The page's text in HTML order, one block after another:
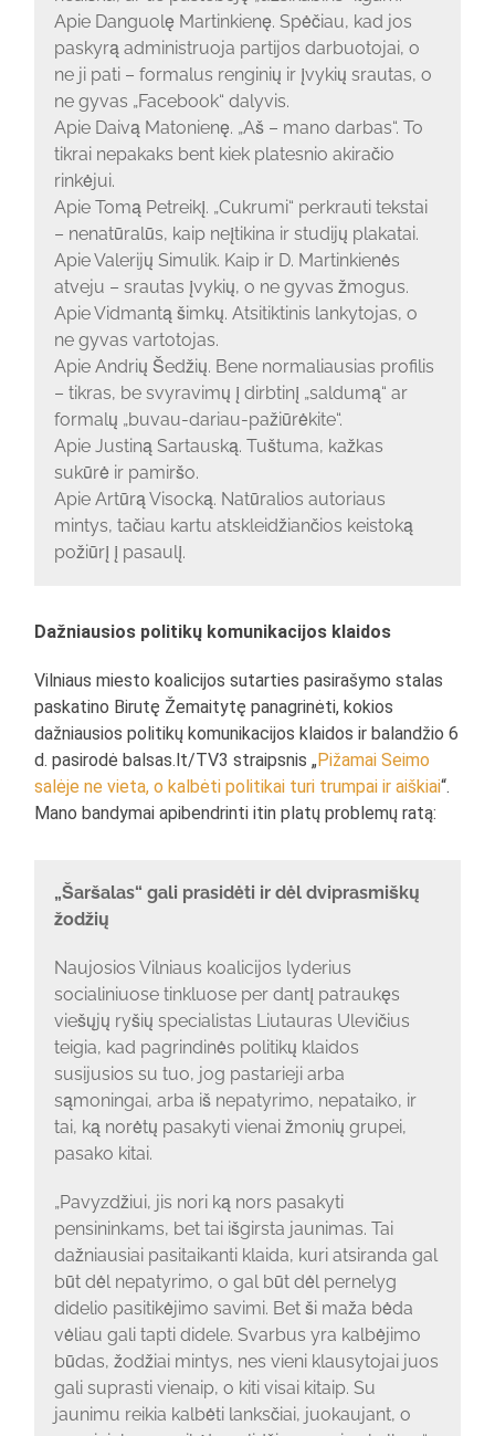
Apie Danguolę Martinkienę. Spėčiau, kad jos
paskyrą administruoja partijos darbuotojai, o
ne ji pati – formalus renginių ir įvykių srautas, o
ne gyvas „Facebook“ dalyvis.
Apie Daivą Matonienę. „Aš – mano darbas“. To
tikrai nepakaks bent kiek platesnio akiračio
rinkėjui.
Apie Tomą Petreikį. „Cukrumi“ perkrauti tekstai
– nenatūralūs, kaip neįtikina ir studijų plakatai.
Apie Valerijų Simulik. Kaip ir D. Martinkienės
atveju – srautas įvykių, o ne gyvas žmogus.
Apie Vidmantą šimkų. Atsitiktinis lankytojas, o
ne gyvas vartotojas.
Apie Andrių Šedžių. Bene normaliausias profilis
– tikras, be svyravimų į dirbtinį „saldumą“ ar
formalų „buvau-dariau-pažiūrėkite“.
Apie Justiną Sartauską. Tuštuma, kažkas
sukūrė ir pamiršo.
Apie Artūrą Visocką. Natūralios autoriaus
mintys, tačiau kartu atskleidžiančios keistoką
požiūrį į pasaulį.
Dažniausios politikų komunikacijos klaidos
Vilniaus miesto koalicijos sutarties pasirašymo stalas
paskatino Birutę Žemaitytę panagrinėti, kokios
dažniausios politikų komunikacijos klaidos ir balandžio 6
d. pasirodė balsas.lt/TV3 straipsnis „Pižamai Seimo
salėje ne vieta, o kalbėti politikai turi trumpai ir aiškiai“.
Mano bandymai apibendrinti itin platų problemų ratą:
„Šaršalas“ gali prasidėti ir dėl dviprasmiškų
žodžių
Naujosios Vilniaus koalicijos lyderius
socialiniuose tinkluose per dantį patraukęs
viešųjų ryšių specialistas Liutauras Ulevičius
teigia, kad pagrindinės politikų klaidos
susijusios su tuo, jog pastarieji arba
sąmoningai, arba iš nepatyrimo, nepataiko, ir
tai, ką norėtų pasakyti vienai žmonių grupei,
pasako kitai.
„Pavyzdžiui, jis nori ką nors pasakyti
pensininkams, bet tai išgirsta jaunimas. Tai
dažniausiai pasitaikanti klaida, kuri atsiranda gal
būt dėl nepatyrimo, o gal būt dėl pernelyg
didelio pasitikėjimo savimi. Bet ši maža bėda
vėliau gali tapti didele. Svarbus yra kalbėjimo
būdas, žodžiai mintys, nes vieni klausytojai juos
gali suprasti vienaip, o kiti visai kitaip. Su
jaunimu reikia kalbėti lanksčiai, juokaujant, o